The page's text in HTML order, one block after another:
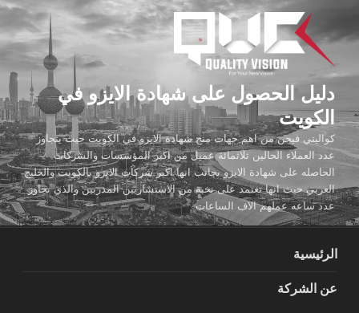
المحتوى
دليل الحصول على شهادة الايزو في
الكويت
كواليتي فيجن من اهم جهات منح شهادة الايزو في الكويت حيث يتجاوز
عدد العملاء الحالين ثلاثمائة عميل من اكبر المؤسسات والشركات
الحاصله على شهادة الايزو بجانب انها اكبر شركات الايزو بالكويت والخليج
العربي حيث انها تعتمد على نخبة من الاستشاريين المدربين والذي تجاوز
عدد ساعه عملهم الاف الساعات
الرئيسية
عن الشركة